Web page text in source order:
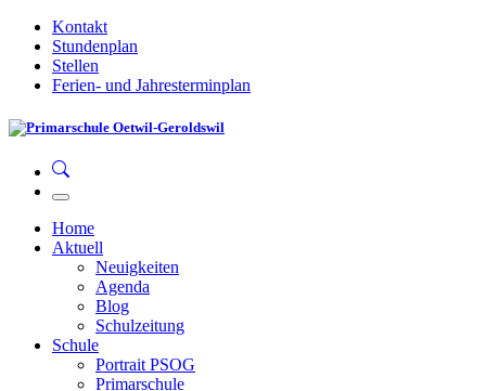
Kontakt
Stundenplan
Stellen
Ferien- und Jahresterminplan
Home
Aktuell
Neuigkeiten
Agenda
Blog
Schulzeitung
Schule
Portrait PSOG
Primarschule